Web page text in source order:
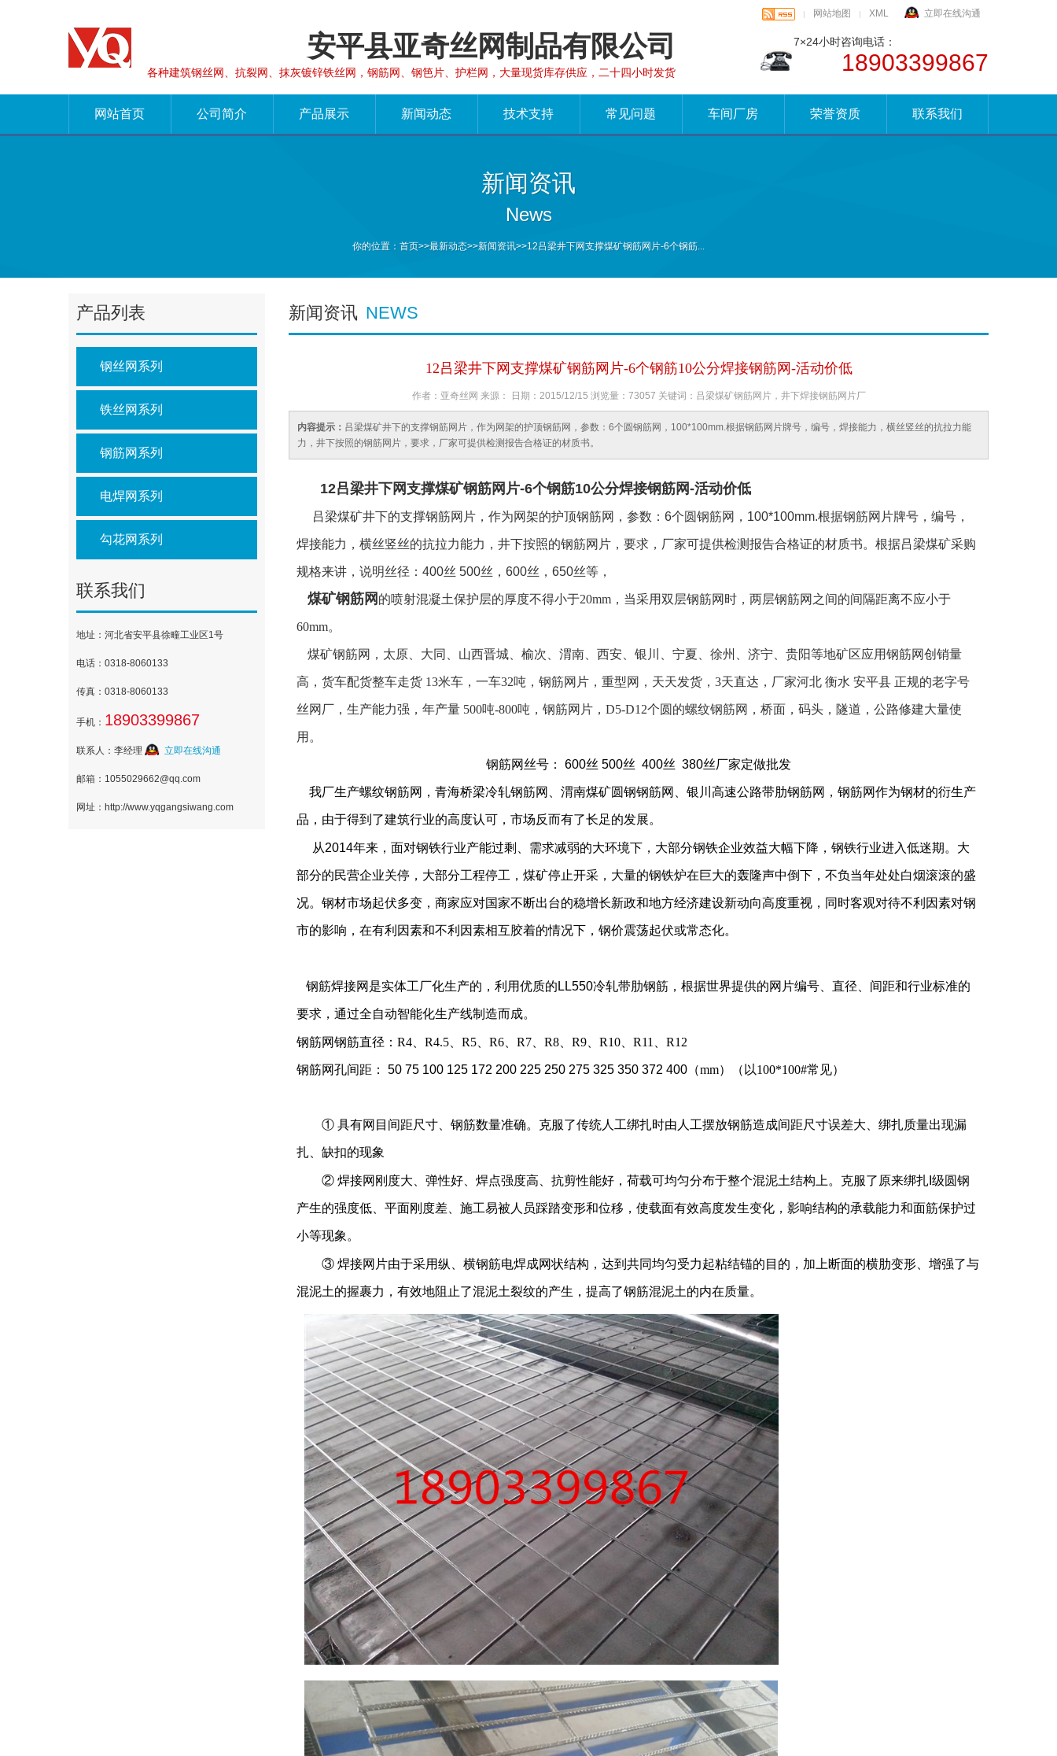
安平县亚奇丝网制品有限公司
各种建筑钢丝网、抗裂网、抹灰镀锌铁丝网，钢筋网、钢笆片、护栏网，大量现货库存供应，二十四小时发货
| 网站地图 | XML 立即在线沟通
7×24小时咨询电话：
18903399867
网站首页 公司简介 产品展示 新闻动态 技术支持 常见问题 车间厂房 荣誉资质 联系我们
新闻资讯
News
你的位置： 首页>>最新动态>>新闻资讯>>12吕梁井下网支撑煤矿钢筋网片-6个钢筋...
产品列表
钢丝网系列
铁丝网系列
钢筋网系列
电焊网系列
勾花网系列
联系我们
地址：河北省安平县徐疃工业区1号
电话：0318-8060133
传真：0318-8060133
手机： 18903399867
联系人：李经理 立即在线沟通
邮箱：1055029662@qq.com
网址：http://www.yqgangsiwang.com
新闻资讯 NEWS
12吕梁井下网支撑煤矿钢筋网片-6个钢筋10公分焊接钢筋网-活动价低
作者：亚奇丝网 来源： 日期：2015/12/15 浏览量：73057 关键词：吕梁煤矿钢筋网片，井下焊接钢筋网片厂
内容提示： 吕梁煤矿井下的支撑钢筋网片，作为网架的护顶钢筋网，参数：6个圆钢筋网，100*100mm.根据钢筋网片牌号，编号，焊接能力，横丝竖丝的抗拉力能
力，井下按照的钢筋网片，要求，厂家可提供检测报告合格证的材质书。
12吕梁井下网支撑煤矿钢筋网 片-6个钢筋10公分焊接钢筋网-活动价低
吕梁煤矿井下的支撑钢筋网片，作为网架的护顶钢筋网，参数：6个圆钢筋网，100*100mm.根据钢筋网片牌号，编号，
焊接能力，横丝竖丝的抗拉力能力，井下按照的钢筋网片，要求，厂家可提供检测报告合格证的材质书。根据吕梁煤矿采购
规格来讲，说明丝径：400丝 500丝，600丝，650丝等，
煤矿钢筋网 的喷射混凝土保护层的厚度不得小于20mm，当采用双层钢筋网时，两层钢筋网之间的间隔距离不应小于
60mm。
煤矿钢筋网，太原、大同、山西晋城、榆次、渭南、西安、银川、宁夏、徐州、济宁、贵阳等地矿区应用钢筋网创销量
高，货车配货整车走货 13米车，一车32吨，钢筋网片，重型网，天天发货，3天直达，厂家河北 衡水 安平县 正规的老字号
丝网厂，生产能力强，年产量 500吨-800吨，钢筋网片，D5-D12个圆的螺纹钢筋网，桥面，码头，隧道，公路修建大量使
用。
钢筋网丝号： 600丝 500丝 400丝 380丝厂家定做批发
我厂生产螺纹钢筋网，青海桥梁冷轧钢筋网、渭南煤矿圆钢钢筋网、银川高速公路带肋钢筋网，钢筋网作为钢材的衍生产
品，由于得到了建筑行业的高度认可，市场反而有了长足的发展。
从2014年来，面对钢铁行业产能过剩、需求减弱的大环境下，大部分钢铁企业效益大幅下降，钢铁行业进入低迷期。大
部分的民营企业关停，大部分工程停工，煤矿停止开采，大量的钢铁炉在巨大的轰隆声中倒下，不负当年处处白烟滚滚的盛
况。钢材市场起伏多变，商家应对国家不断出台的稳增长新政和地方经济建设新动向高度重视，同时客观对待不利因素对钢
市的影响，在有利因素和不利因素相互胶着的情况下，钢价震荡起伏或常态化。
钢筋焊接网是实体工厂化生产的，利用优质的 LL550冷轧带肋钢筋，根据世界提供的网片编号、直径、间距和行业标准的
要求，通过全自动智能化生产线制造而成。
钢筋网钢筋直径：R4、R4.5、R5、R6、R7、R8、R9、R10、R11、R12
钢筋网孔间距 ： 50 75 100 125 172 200 225 250 275 325 350 372 400 （mm）（以100*100#常见）
① 具有网目间距尺寸、钢筋数量准确。克服了传统人工绑扎时由人工摆放钢筋造成间距尺寸误差大、绑扎质量出现漏
扎、缺扣的现象
② 焊接网刚度大、弹性好、焊点强度高、抗剪性能好，荷载可均匀分布于整个混泥土结构上。克服了原来绑扎 级圆钢
产生的强度低、平面刚度差、施工易被人员踩踏变形和位移，使载面有效高度发生变化，影响结构的承载能力和面筋保护过
小等现象。
③ 焊接网片由于采用纵、横钢筋电焊成网状结构，达到共同均匀受力起粘结锚的目的，加上断面的横肋变形、增强了与
混泥土的握裹力，有效地阻止了混泥土裂纹的产生，提高了钢筋混泥土的内在质量。